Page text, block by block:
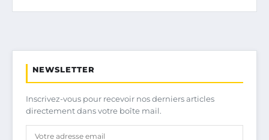
NEWSLETTER
Inscrivez-vous pour recevoir nos derniers articles
directement dans votre boîte mail.